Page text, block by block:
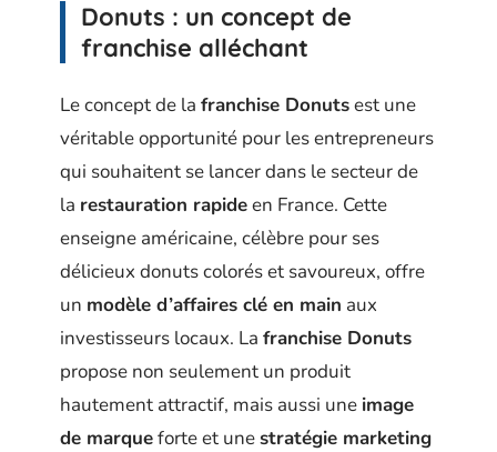
Donuts : un concept de
franchise alléchant
Le concept de la franchise Donutsest une
véritable opportunité pour les entrepreneurs
qui souhaitent se lancer dans le secteur de
la restauration rapideen France. Cette
enseigne américaine, célèbre pour ses
délicieux donuts colorés et savoureux, offre
un modèle d’affaires clé en main aux
investisseurs locaux. La franchise Donuts
propose non seulement un produit
hautement attractif, mais aussi une image
de marqueforte et unestratégie marketing